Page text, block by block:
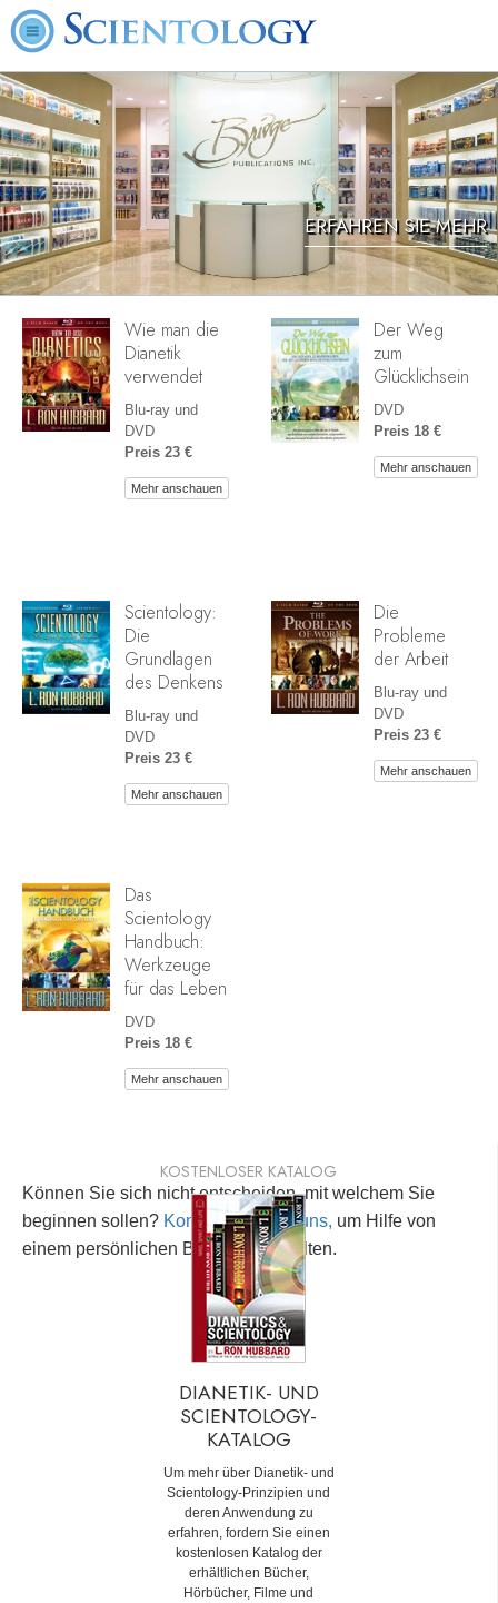
ERFAHREN SIE MEHR
Wie man die
Dianetik
verwendet
Blu-ray und
DVD
Preis 23 €
Mehr anschauen
Der Weg
zum
Glücklichsein
DVD
Preis 18 €
Mehr anschauen
Scientology:
Die
Grundlagen
des Denkens
Blu-ray und
DVD
Preis 23 €
Mehr anschauen
Die
Probleme
der Arbeit
Blu-ray und
DVD
Preis 23 €
Mehr anschauen
Das
Scientology
Handbuch:
Werkzeuge
für das Leben
DVD
Preis 18 €
Mehr anschauen
Können Sie sich nicht entscheiden, mit welchem Sie
beginnen sollen? Kontaktieren Sie uns, um Hilfe von
einem persönlichen Berater zu erhalten.
KOSTENLOSER KATALOG
DIANETIK- UND
SCIENTOLOGY-
KATALOG
Um mehr über Dianetik- und
Scientology-Prinzipien und
deren Anwendung zu
erfahren, fordern Sie einen
kostenlosen Katalog der
erhältlichen Bücher,
Hörbücher, Filme und